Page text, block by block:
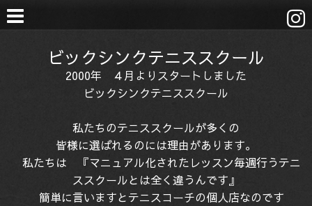
ビックシンクテニススクール
2000年 ４月よりスタートしました
ビックシンクテニススクール
私たちのテニススクールが多くの
皆様に選ばれるのには理由があります。
私たちは 『マニュアル化されたレッスン毎週行うテニ
ススクールとは全く違うんです』
簡単に言いますとテニスコーチの個人店なのです